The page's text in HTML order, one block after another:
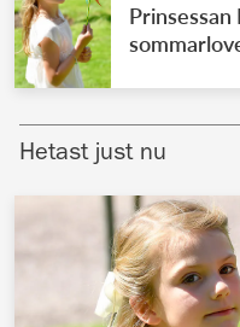
Hetast just nu